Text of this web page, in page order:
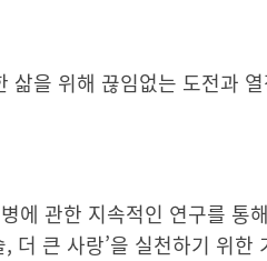
삶을 위해 끊임없는 도전과
에 관한 지속적인 연구를
더 큰 사랑’을 실천하기 위한